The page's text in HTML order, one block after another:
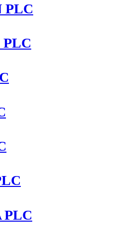
PLC
PLC
PLC